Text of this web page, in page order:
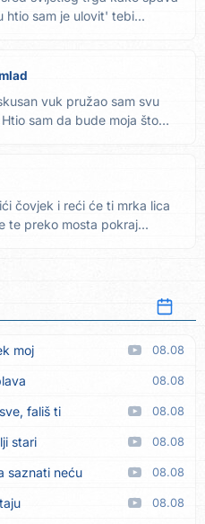
htio sam je ulovit' tebi...
vuk pružao sam svu
sam da bude moja što
čovjek i reći će ti mrka lica
te preko mosta pokraj...
moj 08.08
08.08
fališ ti 08.08
stari 08.08
saznati neću 08.08
08.08